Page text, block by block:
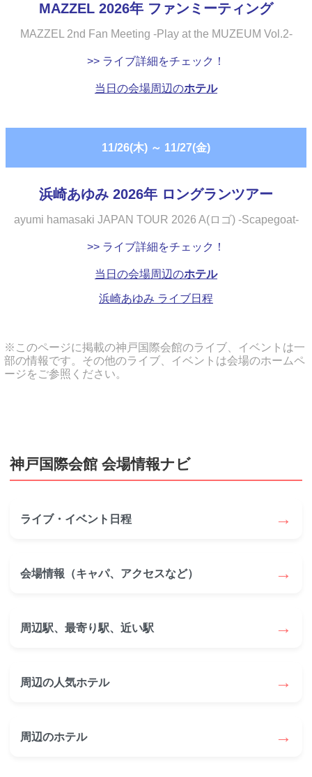
MAZZEL 2026年 ファンミーティング
MAZZEL 2nd Fan Meeting -Play at the MUZEUM Vol.2-
>> ライブ詳細をチェック！
当日の会場周辺のホテル
11/26(木) ～ 11/27(金)
浜崎あゆみ 2026年 ロングランツアー
ayumi hamasaki JAPAN TOUR 2026 A(ロゴ) -Scapegoat-
>> ライブ詳細をチェック！
当日の会場周辺のホテル
浜崎あゆみ ライブ日程
※このページに掲載の神戸国際会館のライブ、イベントは一
部の情報です。その他のライブ、イベントは会場のホームペ
ージをご参照ください。
神戸国際会館 会場情報ナビ
ライブ・イベント日程 →
会場情報（キャパ、アクセスなど） →
周辺駅、最寄り駅、近い駅 →
周辺の人気ホテル →
周辺のホテル →